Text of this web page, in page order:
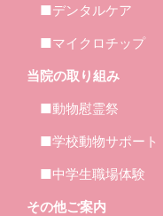
■デンタルケア
■マイクロチップ
当院の取り組み
■動物慰霊祭
■学校動物サポート
■中学生職場体験
その他ご案内